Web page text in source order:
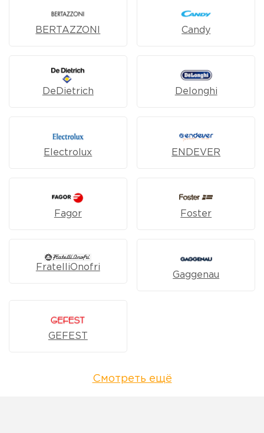
BERTAZZONI Candy
DeDietrich Delonghi
Electrolux ENDEVER
Fagor Foster
FratelliOnofri
Gaggenau
GEFEST
Смотреть ещё